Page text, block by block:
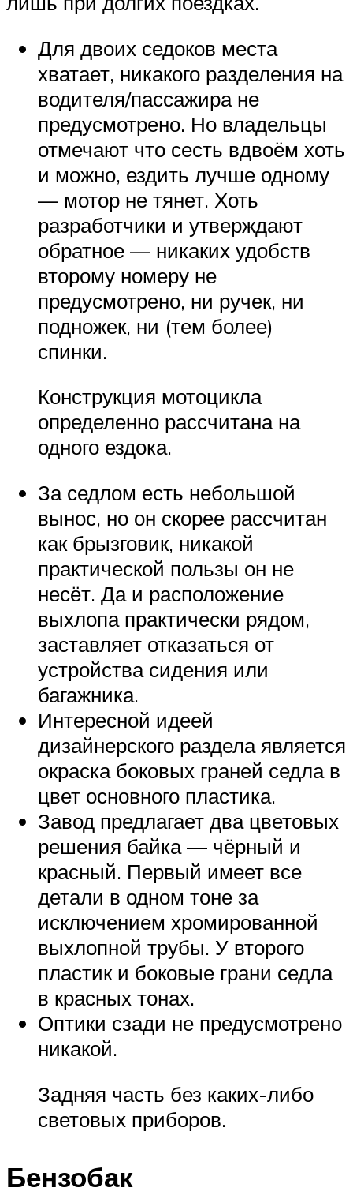
Для двоих седоков места
хватает, никакого разделения на
водителя/пассажира не
предусмотрено. Но владельцы
отмечают что сесть вдвоём хоть
и можно, ездить лучше одному
— мотор не тянет. Хоть
разработчики и утверждают
обратное — никаких удобств
второму номеру не
предусмотрено, ни ручек, ни
подножек, ни (тем более)
спинки.
Конструкция мотоцикла
определенно рассчитана на
одного ездока.
За седлом есть небольшой
вынос, но он скорее рассчитан
как брызговик, никакой
практической пользы он не
несёт. Да и расположение
выхлопа практически рядом,
заставляет отказаться от
устройства сидения или
багажника.
Интересной идеей
дизайнерского раздела является
окраска боковых граней седла в
цвет основного пластика.
Завод предлагает два цветовых
решения байка — чёрный и
красный. Первый имеет все
детали в одном тоне за
исключением хромированной
выхлопной трубы. У второго
пластик и боковые грани седла
в красных тонах.
Оптики сзади не предусмотрено
никакой.
Задняя часть без каких-либо
световых приборов.
Бензобак